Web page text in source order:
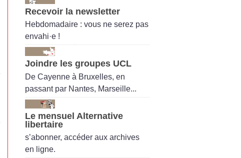
Recevoir la newsletter
Hebdomadaire : vous ne serez pas
envahi·e !
Joindre les groupes UCL
De Cayenne à Bruxelles, en
passant par Nantes, Marseille...
Le mensuel Alternative
libertaire
s’abonner, accéder aux archives
en ligne.